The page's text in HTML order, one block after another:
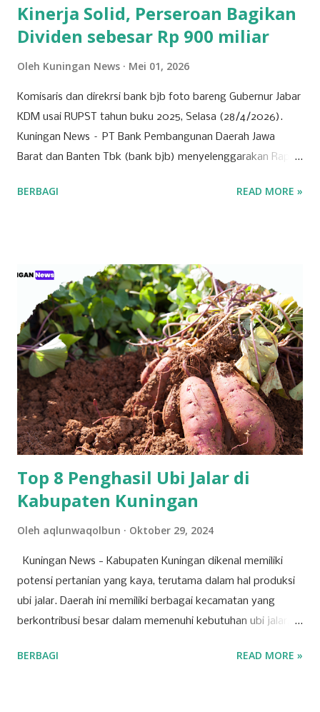
Kinerja Solid, Perseroan Bagikan
Dividen sebesar Rp 900 miliar
Oleh Kuningan News Mei 01, 2026
Komisaris dan direkrsi bank bjb foto bareng Gubernur Jabar
KDM usai RUPST tahun buku 2025, Selasa (28/4/2026).
Kuningan News – PT Bank Pembangunan Daerah Jawa
Barat dan Banten Tbk (bank bjb) menyelenggarakan Rapat
2025 pada Selasa (28/4/2026). Rapat berlangsung secara
yang mengedepankan prinsip tata kelola perusahaan yang
baik, bank bjb mengundang seluruh pemegang saham
untuk turut serta dalam forum strategis ini. RUPST menjadi
wadah penting dalam proses pengambilan keputusan yang
berdampak langsung pada arah dan pertumbuhan
perusahaan ke depan. Tujuh agenda utama telah disusun
untuk dibahas dan diputuskan dalam RUPST kali ini.
Agenda-agenda tersebut disusun berdasarkan peraturan
perundang-undangan, usulan pemegang saham utama,
serta kepentingan strategis korporasi dalam men...
BERBAGI READ MORE »
Top 8 Penghasil Ubi Jalar di
Kabupaten Kuningan
Oleh aqlunwaqolbun Oktober 29, 2024
Kuningan News - Kabupaten Kuningan dikenal memiliki
potensi pertanian yang kaya, terutama dalam hal produksi
ubi jalar. Daerah ini memiliki berbagai kecamatan yang
berkontribusi besar dalam memenuhi kebutuhan ubi jalar,
tujuh kecamatan di Kabupaten Kuningan yang mencatat
BERBAGI READ MORE »